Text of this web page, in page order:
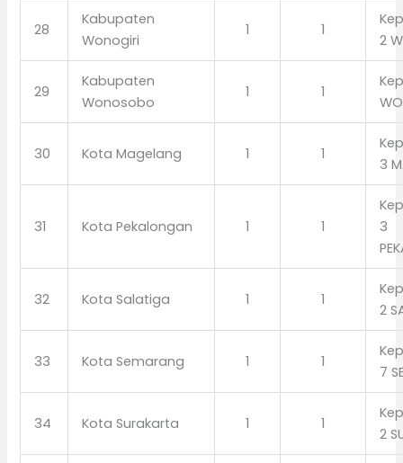
28
Kabupaten
Wonogiri
1 1
2
29
Kabupaten
Wonosobo
1 1
30 Kota Magelang 1 1
3
31 Kota Pekalongan 1 1
3
32 Kota Salatiga 1 1
2
33 Kota Semarang 1 1
7
34 Kota Surakarta 1 1
2